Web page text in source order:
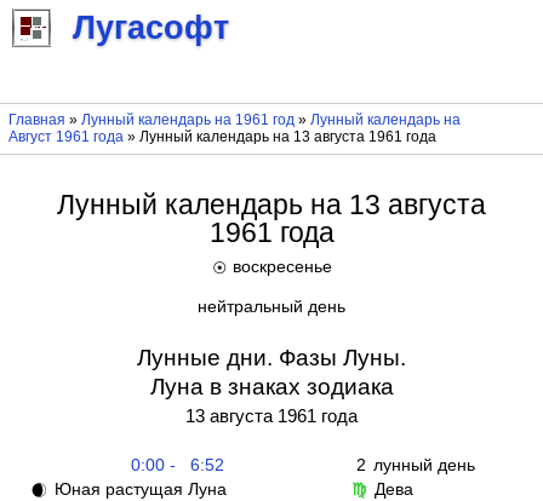
Лугасофт
Главная » Лунный календарь на 1961 год» Лунный календарь на
Август 1961 года» Лунный календарь на 13 августа 1961 года
Лунный календарь на 13 августа
1961 года
☉ воскресенье
нейтральный день
Лунные дни. Фазы Луны.
Луна в знаках зодиака
13 августа 1961 года
0:00 - 6:52 2 лунный день
🌒 Юная растущая Луна ♍ Дева